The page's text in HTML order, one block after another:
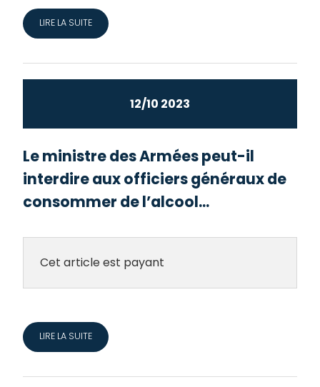
LIRE LA SUITE
12/10 2023
Le ministre des Armées peut-il
interdire aux officiers généraux de
consommer de l’alcool...
Cet article est payant
LIRE LA SUITE